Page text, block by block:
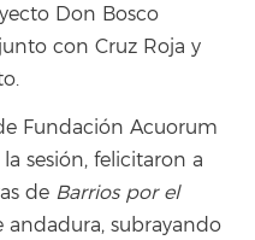
Don Bosco
con Cruz Roja y
Fundación Acuorum
sesión, felicitaron a
de Barrios por el
andadura, subrayando